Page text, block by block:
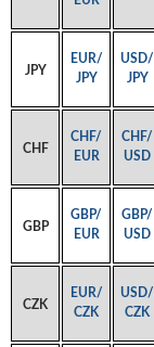
JPY
EUR/
JPY
USD/
JPY
CHF
CHF/
EUR
CHF/
USD
GBP
GBP/
EUR
GBP/
USD
CZK
EUR/
CZK
USD/
CZK